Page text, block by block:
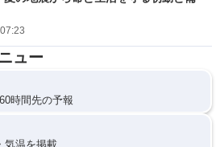
ュー
時間先の予報
気温を掲載